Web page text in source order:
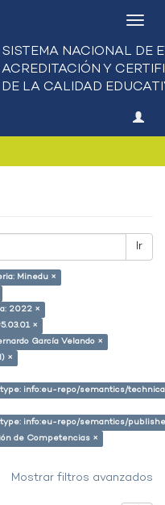
Ir
Minedu ×
2022 ×
×
García Velando ×
×
info:eu-repo/semantics/
info:eu-repo/semantics/
de Competencias ×
Mostrar filtros avanzados